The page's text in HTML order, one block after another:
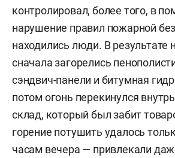
контролировал, более того, в
нарушение правил пожарной
находились люди. В результате
сначала загорелись
сэндвич-панели и битумная
потом огонь перекинулся
склад, который был забит
горение потушить удалось
часам вечера — привлекали